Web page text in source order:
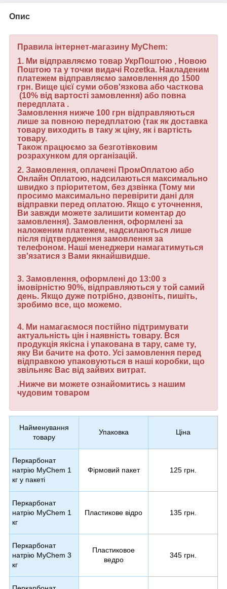
Опис
Правила інтернет-магазину MyChem:
1. Ми відправляємо товар УкрПоштою , Новою
Поштою та у точки видачі Rozetka. Накладеним
платежем відправляємо замовлення до 1500
грн. Вище цієї суми обов'язкова або часткова
(10% від вартості замовлення) або повна
передплата .
Замовлення нижче 100 грн відправляються
лише за повною передплатою (так як доставка
товару виходить в таку ж ціну, як і вартість
товару.
Також працюємо за безготівковим
розрахунком для організацій.
2. Замовлення, оплачені ПромОплатою або
Онлайн Оплатою, надсилаються максимально
швидко з пріоритетом, без дзвінка (Тому ми
просимо максимально перевірити дані для
відправки перед оплатою. Якщо є уточнення,
Ви завжди можете залишити коментар до
замовлення). Замовлення, оформлені за
наложеним платежем, надсилаються лише
після підтвердження замовлення за
телефоном. Наші менеджери намагатимуться
зв'язатися з Вами якнайшвидше.
3. Замовлення, оформлені до 13:00 з
імовірністю 90%, відправляються у той самий
день. Якщо дуже потрібно, дзвоніть, пишіть,
зробимо все, що можемо.
4. Ми намагаємося постійно підтримувати
актуальність цін і наявність товару. Вся
продукція якісна і упакована в тару, саме ту,
яку Ви бачите на фото. Усі замовлення перед
відправкою упаковуються в наші коробки, що
звільняє Вас від зайвих витрат.
.Нижче ви можете ознайомитись з нашим
чудовим товаром
Найменування
товару
Упаковка Ціна
Перкарбонат
натрію MyChem 1
кг у пакеті
Фірмовий пакет 125 грн.
Перкарбонат
натрію MyChem 1
кг
Пластикове відро 135 грн.
Перкарбонат
натрію MyChem 3
кг
Пластиковое
ведро
345 грн.